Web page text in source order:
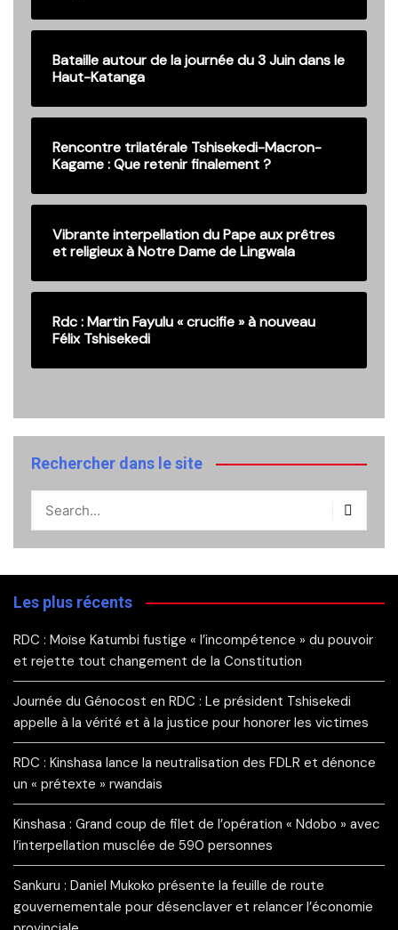
Bataille autour de la journée du 3 Juin dans le
Haut-Katanga
Rencontre trilatérale Tshisekedi-Macron-
Kagame : Que retenir finalement ?
Vibrante interpellation du Pape aux prêtres
et religieux à Notre Dame de Lingwala
Rdc : Martin Fayulu « crucifie » à nouveau
Félix Tshisekedi
Rechercher dans le site
Les plus récents
RDC : Moïse Katumbi fustige « l’incompétence » du pouvoir
et rejette tout changement de la Constitution
Journée du Génocost en RDC : Le président Tshisekedi
appelle à la vérité et à la justice pour honorer les victimes
RDC : Kinshasa lance la neutralisation des FDLR et dénonce
un « prétexte » rwandais
Kinshasa : Grand coup de filet de l’opération « Ndobo » avec
l’interpellation musclée de 590 personnes
Sankuru : Daniel Mukoko présente la feuille de route
gouvernementale pour désenclaver et relancer l’économie